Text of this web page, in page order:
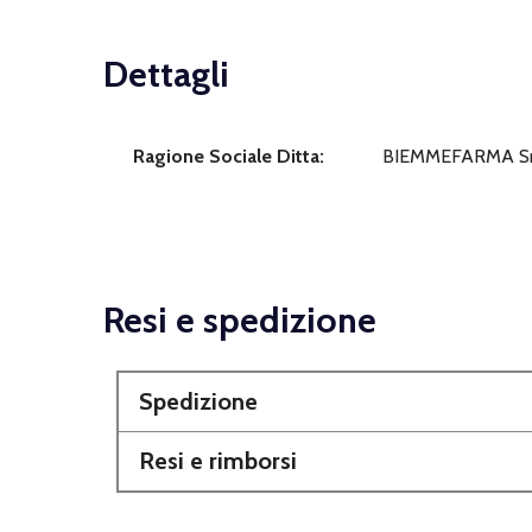
Dettagli
Ragione Sociale Ditta: BIEMMEFARMA
Resi e spedizione
Spedizione
Resi e rimborsi